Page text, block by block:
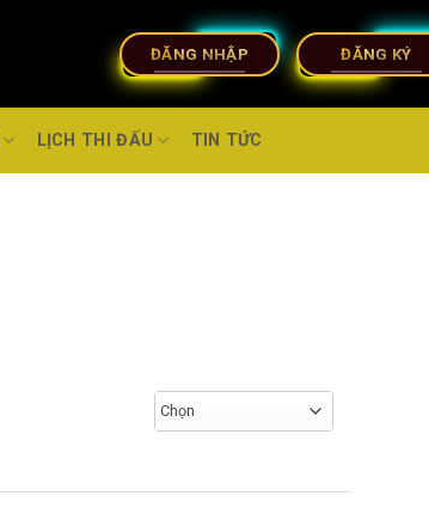
ĐĂNG NHẬP ĐĂNG KÝ
LỊCH THI ĐẤU TIN TỨC
Chọn